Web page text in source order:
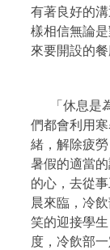
有著良好的
樣相信無論
來要開設的
「休息是為
們都會利用
緒，解除疲
暑假的適當
的心，去從
晨來臨，冷
笑的迎接學
度，冷飲部